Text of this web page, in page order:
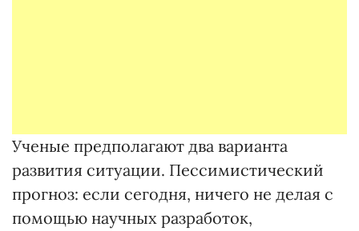
Ученые предполагают два варианта
развития ситуации. Пессимистический
прогноз: если сегодня, ничего не делая с
помощью научных разработок,